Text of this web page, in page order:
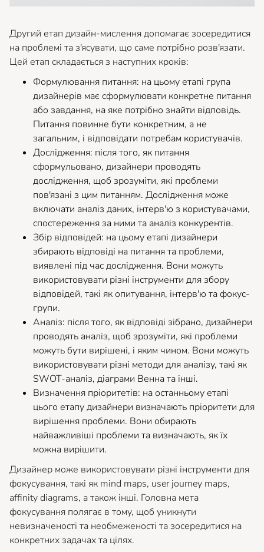
Другий етап дизайн-мислення допомагає зосередитися
на проблемі та з'ясувати, що саме потрібно розв'язати.
Цей етап складається з наступних кроків:
Формулювання питання: на цьому етапі група
дизайнерів має сформулювати конкретне питання
або завдання, на яке потрібно знайти відповідь.
Питання повинне бути конкретним, а не
загальним, і відповідати потребам користувачів.
Дослідження: після того, як питання
сформульовано, дизайнери проводять
дослідження, щоб зрозуміти, які проблеми
пов'язані з цим питанням. Дослідження може
включати аналіз даних, інтерв'ю з користувачами,
спостереження за ними та аналіз конкурентів.
Збір відповідей: на цьому етапі дизайнери
збирають відповіді на питання та проблеми,
виявлені під час дослідження. Вони можуть
використовувати різні інструменти для збору
відповідей, такі як опитування, інтерв'ю та фокус-
групи.
Аналіз: після того, як відповіді зібрано, дизайнери
проводять аналіз, щоб зрозуміти, які проблеми
можуть бути вирішені, і яким чином. Вони можуть
використовувати різні методи для аналізу, такі як
SWOT-аналіз, діаграми Венна та інші.
Визначення пріоритетів: на останньому етапі
цього етапу дизайнери визначають пріоритети для
вирішення проблеми. Вони обирають
найважливіші проблеми та визначають, як їх
можна вирішити.
Дизайнер може використовувати різні інструменти для
фокусування, такі як mind maps, user journey maps,
affinity diagrams, а також інші. Головна мета
фокусування полягає в тому, щоб уникнути
невизначеності та необмеженості та зосередитися на
конкретних задачах та цілях.